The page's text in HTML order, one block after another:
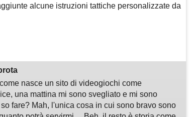
alcune istruzioni tattiche personalizzate da
nasce un sito di videogiochi come
una mattina mi sono svegliato e mi sono
fare? Mah, l'unica cosa in cui sono bravo sono